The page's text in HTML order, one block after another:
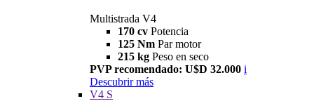
Multistrada V4
170 cv Potencia
125 Nm Par motor
215 kg Peso en seco
PVP recomendado: U$D 32.000 i
Descubrir más
V4 S